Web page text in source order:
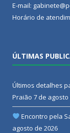
E-mail:
Horário de
ÚLTIMAS
Últimos detalhes
Praião 7 de agosto
Encontro pela
agosto de 2026